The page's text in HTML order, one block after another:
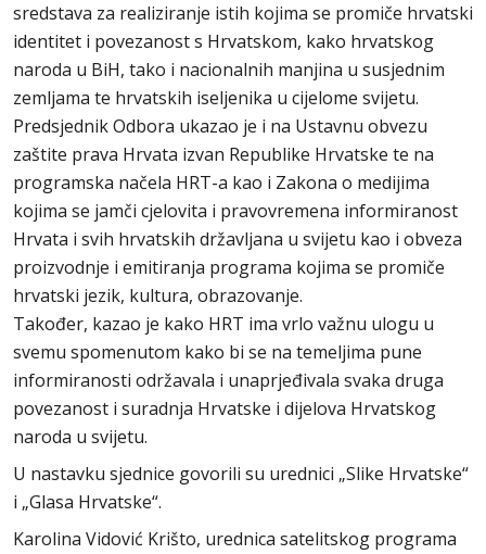
sredstava za realiziranje istih kojima se promiče hrvatski
identitet i povezanost s Hrvatskom, kako hrvatskog
naroda u BiH, tako i nacionalnih manjina u susjednim
zemljama te hrvatskih iseljenika u cijelome svijetu.
Predsjednik Odbora ukazao je i na Ustavnu obvezu
zaštite prava Hrvata izvan Republike Hrvatske te na
programska načela HRT-a kao i Zakona o medijima
kojima se jamči cjelovita i pravovremena informiranost
Hrvata i svih hrvatskih državljana u svijetu kao i obveza
proizvodnje i emitiranja programa kojima se promiče
hrvatski jezik, kultura, obrazovanje.
Također, kazao je kako HRT ima vrlo važnu ulogu u
svemu spomenutom kako bi se na temeljima pune
informiranosti održavala i unaprjeđivala svaka druga
povezanost i suradnja Hrvatske i dijelova Hrvatskog
naroda u svijetu.
U nastavku sjednice govorili su urednici „Slike Hrvatske“
i „Glasa Hrvatske“.
Karolina Vidović Krišto, urednica satelitskog programa